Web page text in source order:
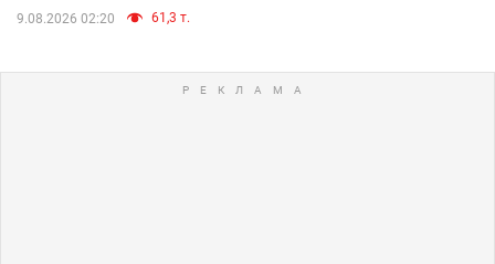
9.08.2026 02:20 61,3 т.